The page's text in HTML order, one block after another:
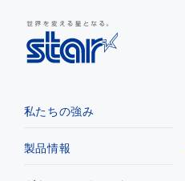
私たちの強み
製品情報